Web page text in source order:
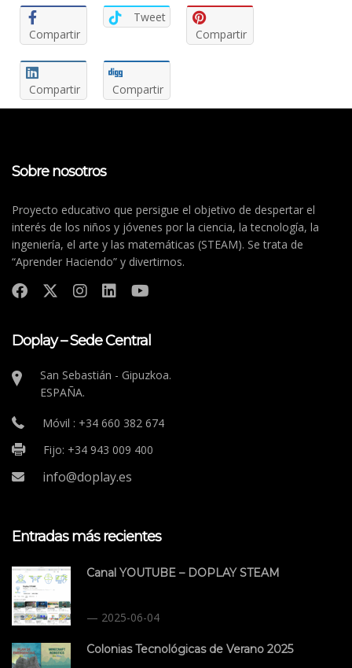
Compartir
Tweet
Compartir
Compartir Compartir
Sobre nosotros
Proyecto educativo que persigue el objetivo de despertar el
interés de los niños y jóvenes por la ciencia, la tecnología, la
ingeniería, el arte y las matemáticas (STEAM). Se trata de
“Aprender Haciendo” y divertirnos.
Doplay – Sede Central
San Sebastián - Gipuzkoa.
ESPAÑA.
Móvil : +34 660 382 674
Fijo: +34 943 009 400
info@doplay.es
Entradas más recientes
Canal YOUTUBE – DOPLAY STEAM
2025-06-04
Colonias Tecnológicas de Verano 2025